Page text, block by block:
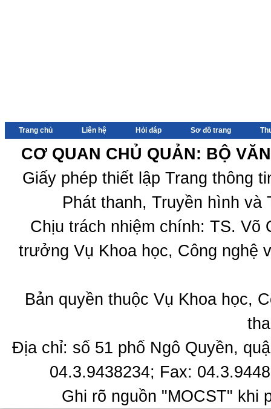
Trang chủ Liên hệ Hỏi đáp Sơ đồ trang
CƠ QUAN CHỦ QUẢN: BỘ
Giấy phép thiết lập Trang thông
Phát thanh, Truyền hình
Chịu trách nhiệm chính: TS.
trưởng Vụ Khoa học, Công nghệ
Bản quyền thuộc Vụ Khoa học,
Địa chỉ: số 51 phố Ngô Quyền,
04.3.9438234; Fax:
Ghi rõ nguồn "MOCST" khi